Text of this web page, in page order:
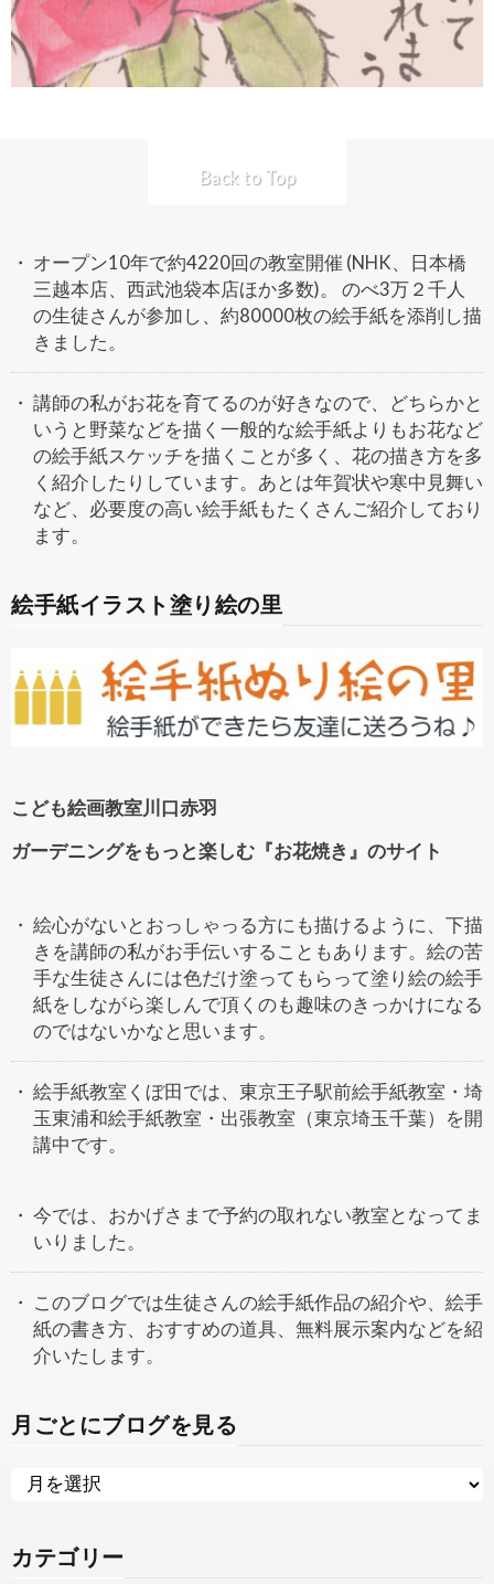
Back to Top
オープン10年で約4220回の教室開催 (NHK、日本橋
三越本店、西武池袋本店ほか多数)。 のべ3万２千人
の生徒さんが参加し、約80000枚の絵手紙を添削し描
きました。
講師の私がお花を育てるのが好きなので、どちらかと
いうと野菜などを描く一般的な絵手紙よりもお花など
の絵手紙スケッチを描くことが多く、花の描き方を多
く紹介したりしています。あとは年賀状や寒中見舞い
など、必要度の高い絵手紙もたくさんご紹介しており
ます。
絵手紙イラスト塗り絵の里
こども絵画教室川口赤羽
ガーデニングをもっと楽しむ『お花焼き』のサイト
絵心がないとおっしゃっる方にも描けるように、下描
きを講師の私がお手伝いすることもあります。絵の苦
手な生徒さんには色だけ塗ってもらって塗り絵の絵手
紙をしながら楽しんで頂くのも趣味のきっかけになる
のではないかなと思います。
絵手紙教室くぼ田では、東京王子駅前絵手紙教室・埼
玉東浦和絵手紙教室・出張教室（東京埼玉千葉）を開
講中です。
今では、おかげさまで予約の取れない教室となってま
いりました。
このブログでは生徒さんの絵手紙作品の紹介や、絵手
紙の書き方、おすすめの道具、無料展示案内などを紹
介いたします。
月ごとにブログを見る
カテゴリー